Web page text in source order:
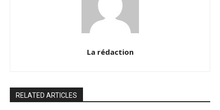
La rédaction
RELATED ARTICLES